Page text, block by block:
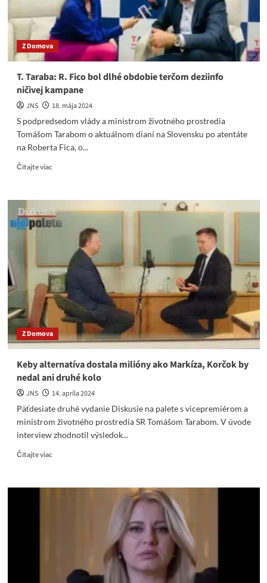
ani
na
smiech
Z Domova
T. Taraba: R. Fico bol dlhé obdobie terčom deziinfo
ničivej kampane
JNS
18. mája 2024
S podpredsedom vlády a ministrom životného prostredia
Tomášom Tarabom o aktuálnom dianí na Slovensku po atentáte
na Roberta Fica, o...
Čítajte viacRead
T.
Taraba:
R.
obdobie
terčom
deziinfo
ničivej
kampane
Z Domova
Keby alternatíva dostala milióny ako Markíza, Korčok by
nedal ani druhé kolo
JNS
14. apríla 2024
Päťdesiate druhé vydanie Diskusie na palete s vicepremiérom a
ministrom životného prostredia SR Tomášom Tarabom. V úvode
interview zhodnotil výsledok...
Čítajte viacRead
Keby
nedal